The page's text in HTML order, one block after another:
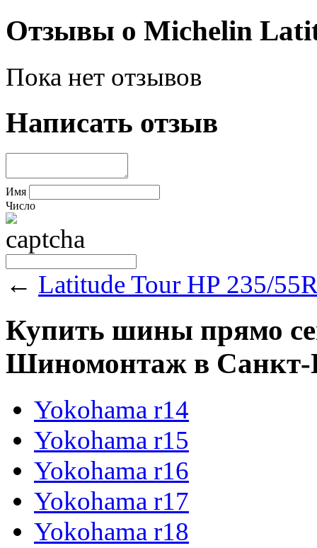
Отзывы о Michelin
Пока нет отзывов
Написать отзыв
Имя
Число
← Latitude Tour HP 235/
Купить шины прямо
Шиномонтаж в Санкт-
Yokohama r14
Yokohama r15
Yokohama r16
Yokohama r17
Yokohama r18